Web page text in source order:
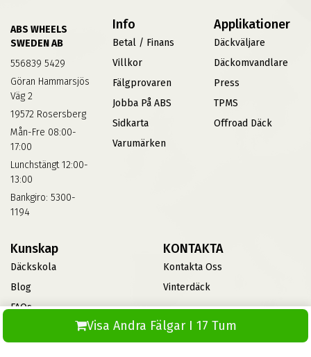
Visa Andra Fälgar I 17 Tum
ABS WHEELS
SWEDEN AB
556839 5429
Göran Hammarsjös
Väg 2
19572 Rosersberg
Mån-Fre 08:00-
17:00
Lunchstängt 12:00-
13:00
Bankgiro: 5300-
1194
Info
Betal / Finans
Villkor
Fälgprovaren
Jobba På ABS
Sidkarta
Varumärken
Applikationer
Däckväljare
Däckomvandlare
Press
TPMS
Offroad Däck
Kunskap
Däckskola
Blog
FAQs
Informationsbank Av Däck
Och Fälgar
KONTAKTA
Kontakta Oss
Vinterdäck